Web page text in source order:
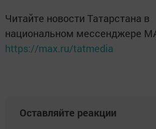
Читайте новости Татарстана в
национальном мессенджере
https://max.ru/tatmedia
Оставляйте реакции